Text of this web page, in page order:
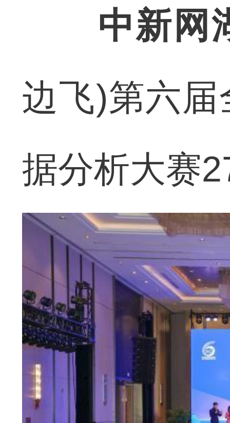
中新网
边飞)第六
据分析大赛